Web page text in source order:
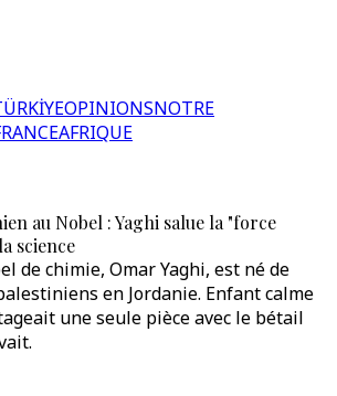
OPINIONSNOTRE
AFRIQUE
au Nobel : Yaghi salue la "force
science
de chimie, Omar Yaghi, est né de
en Jordanie. Enfant calme
une seule pièce avec le bétail